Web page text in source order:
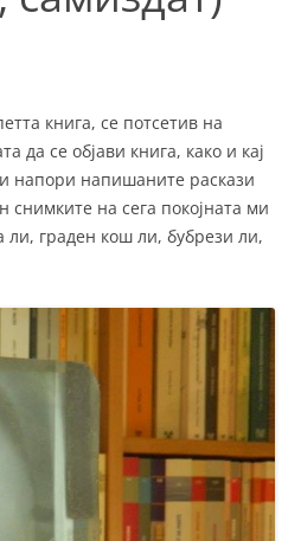
книга, се потсетив на
да се објави книга, како и кај
напори напишаните раскази
снимките на сега покојната ми
ли, граден кош ли, бубрези ли,